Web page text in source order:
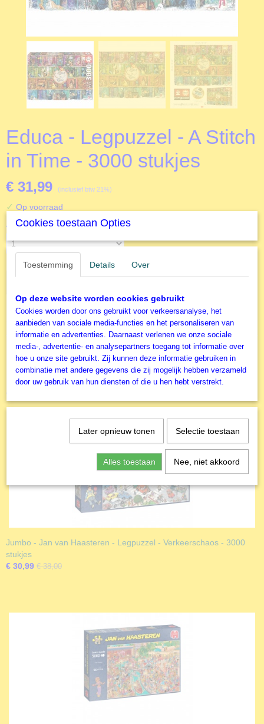
Educa - Legpuzzel - A Stitch
in Time - 3000 stukjes
€ 31,99 (inclusief btw 21%)
✓ Op voorraad
Aantal
Specificaties
Productcode
D19946
EAN code
8412668199460
Educa
Jumbo - Jan van Haasteren - Legpuzzel - Verkeerschaos - 3000
stukjes
€ 30,99 € 38,00
Cookies toestaan Opties
Toestemming Details Over
Op deze website worden cookies gebruikt
Cookies worden door ons gebruikt voor verkeersanalyse, het
aanbieden van sociale media-functies en het personaliseren van
informatie en advertenties. Daarnaast verlenen we onze sociale
media-, advertentie- en analysepartners toegang tot informatie over
hoe u onze site gebruikt. Zij kunnen deze informatie gebruiken in
combinatie met andere gegevens die zij mogelijk hebben verzameld
door uw gebruik van hun diensten of die u hen hebt verstrekt.
Later opnieuw tonen Selectie toestaan
Alles toestaan Nee, niet akkoord